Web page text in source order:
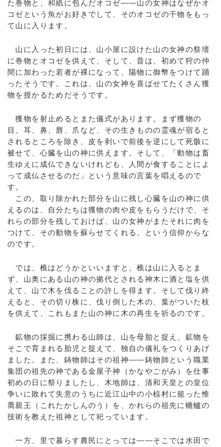
た巻物と、和紙に包んだオコゼ――山の女神はなぜかオ
コゼという魚がお好きでして、そのオコゼの干物をもっ
て山に入ります。
山に入った初日には、山小屋に設けた山の女神の祭壇
に巻物とオコゼを供えて、そして、昔は、初めて狩の仲
間に加わった若者が裸になって、陽物に御幣をつけて踊
ったそうです。これは、山の女神を喜ばせてたくさん獲
物を授かるためだそうです。
獲物を射止めるとまた儀式があります。まず獲物の
目、耳、鼻、唇、爪など、その生きものの霊魂が宿ると
されるところを除き、皮を剥いで前後を逆にして死骸に
被せて、心臓を山の神に供えます。そして、「動物は畜
生ゆえに成仏できないけれども、人間が食することによ
って成仏させるのだ」という意味の言葉を唱えるので
す。
この、取り除かれた部分を山に残し心臓を山の神に供
えるのは、自分たちは獲物の肉や皮をもらうだけで、そ
れらの部分を残しておけば、山の女神がまたそれに肉を
つけて、その動物を蘇らせてくれる、という信仰からな
のです。
では、樵はどうかといいますと、樵は山に入るとま
ず、山奥にある山の神の拠代とされる神木に酒と塩を供
えて、山で木を伐ることの許しを得ます。そして伐り終
えると、その切り株に、伐り倒した木の、葉がついた枝
を供えて、これもまた山の神に木の再生を祈るのです。
鉱物の採掘に携わる山師は、山を母胎と捉え、鉱物を
そこで育まれる胎児と捉えて、独自の儀礼をつくりあげ
ました。また、鋳物師はその祖神――鋳物師という職業
集団の祖先の神である金屋子神（かなやごがみ）を仕事
初めの日に祭りましたし、木地師は、清和天皇との皇位
争いに敗れて失意のうちに近江山中の小椋村に籠った惟
喬親王（これたかしんのう）を、かれらの祖先に轆轤の
技術を教えた祖神として祀っています。
一方、里で暮らす農民にとっては――そこでは水田で